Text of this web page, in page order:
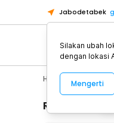
Jabodetabek
Home Appliance
Rincian
Silakan ubah
dengan lokasi
Mengerti